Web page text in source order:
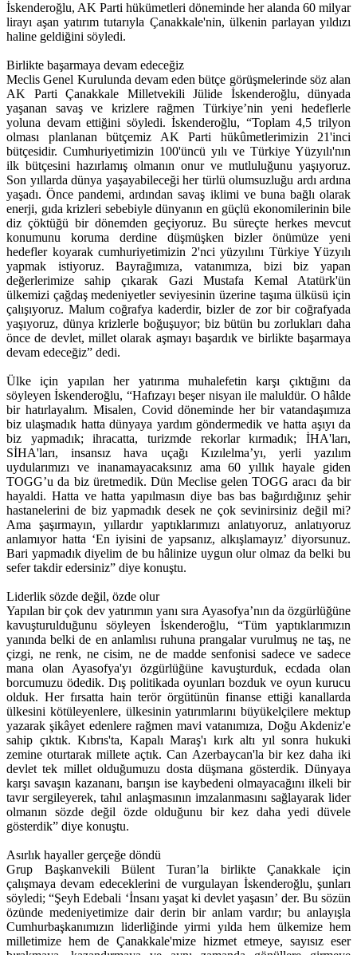
İskenderoğlu, AK Parti hükümetleri döneminde her alanda 60 milyar
lirayı aşan yatırım tutarıyla Çanakkale'nin, ülkenin parlayan yıldızı
haline geldiğini söyledi.
Birlikte başarmaya devam edeceğiz
Meclis Genel Kurulunda devam eden bütçe görüşmelerinde söz alan
AK Parti Çanakkale Milletvekili Jülide İskenderoğlu, dünyada
yaşanan savaş ve krizlere rağmen Türkiye’nin yeni hedeflerle
yoluna devam ettiğini söyledi. İskenderoğlu, “Toplam 4,5 trilyon
olması planlanan bütçemiz AK Parti hükûmetlerimizin 21'inci
bütçesidir. Cumhuriyetimizin 100'üncü yılı ve Türkiye Yüzyılı'nın
ilk bütçesini hazırlamış olmanın onur ve mutluluğunu yaşıyoruz.
Son yıllarda dünya yaşayabileceği her türlü olumsuzluğu ardı ardına
yaşadı. Önce pandemi, ardından savaş iklimi ve buna bağlı olarak
enerji, gıda krizleri sebebiyle dünyanın en güçlü ekonomilerinin bile
diz çöktüğü bir dönemden geçiyoruz. Bu süreçte herkes mevcut
konumunu koruma derdine düşmüşken bizler önümüze yeni
hedefler koyarak cumhuriyetimizin 2'nci yüzyılını Türkiye Yüzyılı
yapmak istiyoruz. Bayrağımıza, vatanımıza, bizi biz yapan
değerlerimize sahip çıkarak Gazi Mustafa Kemal Atatürk'ün
ülkemizi çağdaş medeniyetler seviyesinin üzerine taşıma ülküsü için
çalışıyoruz. Malum coğrafya kaderdir, bizler de zor bir coğrafyada
yaşıyoruz, dünya krizlerle boğuşuyor; biz bütün bu zorlukları daha
önce de devlet, millet olarak aşmayı başardık ve birlikte başarmaya
devam edeceğiz” dedi.
Ülke için yapılan her yatırıma muhalefetin karşı çıktığını da
söyleyen İskenderoğlu, “Hafızayı beşer nisyan ile maluldür. O hâlde
bir hatırlayalım. Misalen, Covid döneminde her bir vatandaşımıza
biz ulaşmadık hatta dünyaya yardım göndermedik ve hatta aşıyı da
biz yapmadık; ihracatta, turizmde rekorlar kırmadık; İHA'ları,
SİHA'ları, insansız hava uçağı Kızılelma’yı, yerli yazılım
uydularımızı ve inanamayacaksınız ama 60 yıllık hayale giden
TOGG’u da biz üretmedik. Dün Meclise gelen TOGG aracı da bir
hayaldi. Hatta ve hatta yapılmasın diye bas bas bağırdığınız şehir
hastanelerini de biz yapmadık desek ne çok sevinirsiniz değil mi?
Ama şaşırmayın, yıllardır yaptıklarımızı anlatıyoruz, anlatıyoruz
anlamıyor hatta ‘En iyisini de yapsanız, alkışlamayız’ diyorsunuz.
Bari yapmadık diyelim de bu hâlinize uygun olur olmaz da belki bu
sefer takdir edersiniz” diye konuştu.
Liderlik sözde değil, özde olur
Yapılan bir çok dev yatırımın yanı sıra Ayasofya’nın da özgürlüğüne
kavuşturulduğunu söyleyen İskenderoğlu, “Tüm yaptıklarımızın
yanında belki de en anlamlısı ruhuna prangalar vurulmuş ne taş, ne
çizgi, ne renk, ne cisim, ne de madde senfonisi sadece ve sadece
mana olan Ayasofya'yı özgürlüğüne kavuşturduk, ecdada olan
borcumuzu ödedik. Dış politikada oyunları bozduk ve oyun kurucu
olduk. Her fırsatta hain terör örgütünün finanse ettiği kanallarda
ülkesini kötüleyenlere, ülkesinin yatırımlarını büyükelçilere mektup
yazarak şikâyet edenlere rağmen mavi vatanımıza, Doğu Akdeniz'e
sahip çıktık. Kıbrıs'ta, Kapalı Maraş'ı kırk altı yıl sonra hukuki
zemine oturtarak millete açtık. Can Azerbaycan'la bir kez daha iki
devlet tek millet olduğumuzu dosta düşmana gösterdik. Dünyaya
karşı savaşın kazananı, barışın ise kaybedeni olmayacağını ilkeli bir
tavır sergileyerek, tahıl anlaşmasının imzalanmasını sağlayarak lider
olmanın sözde değil özde olduğunu bir kez daha yedi düvele
gösterdik” diye konuştu.
Asırlık hayaller gerçeğe döndü
Grup Başkanvekili Bülent Turan’la birlikte Çanakkale için
çalışmaya devam edeceklerini de vurgulayan İskenderoğlu, şunları
söyledi; “Şeyh Edebali ‘İnsanı yaşat ki devlet yaşasın’ der. Bu sözün
özünde medeniyetimize dair derin bir anlam vardır; bu anlayışla
Cumhurbaşkanımızın liderliğinde yirmi yılda hem ülkemize hem
milletimize hem de Çanakkale'mize hizmet etmeye, sayısız eser